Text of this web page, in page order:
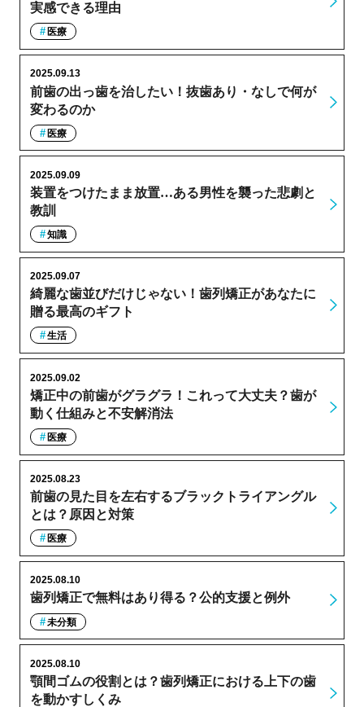
実感できる理由
医療
前歯の出っ歯を治したい！抜歯あり・なしで何が
変わるのか
2025.09.13
医療
装置をつけたまま放置…ある男性を襲った悲劇と
教訓
2025.09.09
知識
綺麗な歯並びだけじゃない！歯列矯正があなたに
贈る最高のギフト
2025.09.07
生活
矯正中の前歯がグラグラ！これって大丈夫？歯が
動く仕組みと不安解消法
2025.09.02
医療
前歯の見た目を左右するブラックトライアングル
とは？原因と対策
2025.08.23
医療
歯列矯正で無料はあり得る？公的支援と例外
2025.08.10
未分類
顎間ゴムの役割とは？歯列矯正における上下の歯
を動かすしくみ
2025.08.10